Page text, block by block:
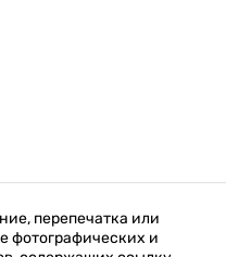
перепечатка или
фотографических и